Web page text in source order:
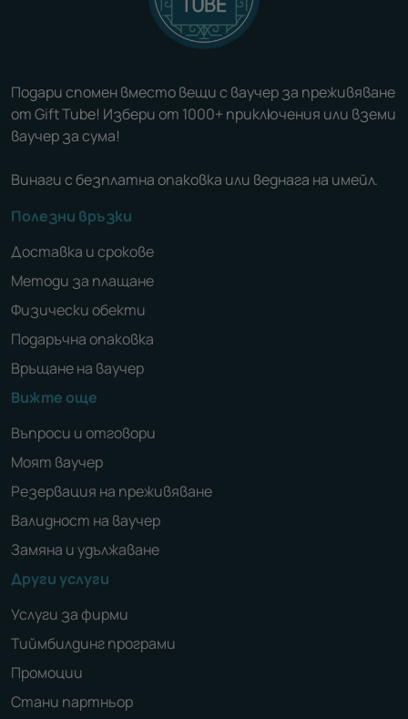
Подари спомен вместо вещи с ваучер за преживяване
от Gift Tube! Избери от 1000+ приключения или вземи
ваучер за сума!
Винаги с безплатна опаковка или веднага на имейл.
Полезни връзки
Доставка и срокове
Методи за плащане
Физически обекти
Подаръчна опаковка
Връщане на ваучер
Вижте още
Въпроси и отговори
Моят ваучер
Резервация на преживяване
Валидност на ваучер
Замяна и удължаване
Други услуги
Услуги за фирми
Тиймбилдинг програми
Промоции
Стани партньор